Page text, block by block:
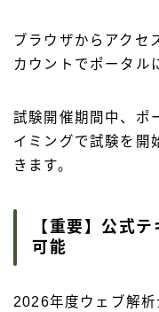
ブラウザからアクセ
カウントでポータル
試験開催期間中、ポ
イミングで試験を開
きます。
【重要】公式
可能
2026年度ウェブ解